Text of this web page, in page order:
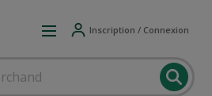
Inscription / Connexion